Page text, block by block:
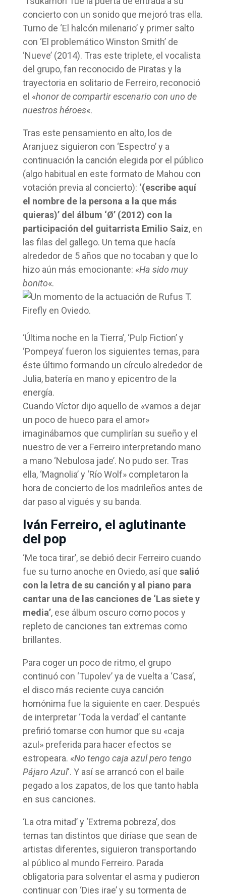
concierto con un sonido que mejoró tras ella.
Turno de ‘El halcón milenario’ y primer salto
con ‘El problemático Winston Smith’ de
‘Nueve’ (2014). Tras este triplete, el vocalista
del grupo, fan reconocido de Piratas y la
trayectoria en solitario de Ferreiro, reconoció
el «honor de compartir escenario con uno de
nuestros héroes«.
Tras este pensamiento en alto, los de
Aranjuez siguieron con ‘Espectro’ y a
continuación la canción elegida por el público
(algo habitual en este formato de Mahou con
votación previa al concierto): ‘(escribe aquí
el nombre de la persona a la que más
quieras)’ del álbum ‘Ø’ (2012) con la
participación del guitarrista Emilio Saiz, en
las filas del gallego. Un tema que hacía
alrededor de 5 años que no tocaban y que lo
hizo aún más emocionante: «Ha sido muy
bonito«.
‘Última noche en la Tierra’, ‘Pulp Fiction’ y
‘Pompeya’ fueron los siguientes temas, para
éste último formando un círculo alrededor de
Julia, batería en mano y epicentro de la
energía.
Cuando Víctor dijo aquello de «vamos a dejar
un poco de hueco para el amor»
imaginábamos que cumplirían su sueño y el
nuestro de ver a Ferreiro interpretando mano
a mano ‘Nebulosa jade’. No pudo ser. Tras
ella, ‘Magnolia’ y ‘Río Wolf» completaron la
hora de concierto de los madrileños antes de
dar paso al vigués y su banda.
Iván Ferreiro, el aglutinante
del pop
‘Me toca tirar’, se debió decir Ferreiro cuando
fue su turno anoche en Oviedo, así que salió
con la letra de su canción y al piano para
cantar una de las canciones de ‘Las siete y
media’, ese álbum oscuro como pocos y
repleto de canciones tan extremas como
brillantes.
Para coger un poco de ritmo, el grupo
continuó con ‘Tupolev’ ya de vuelta a ‘Casa’,
el disco más reciente cuya canción
homónima fue la siguiente en caer. Después
de interpretar ‘Toda la verdad’ el cantante
prefirió tomarse con humor que su «caja
azul» preferida para hacer efectos se
estropeara. «No tengo caja azul pero tengo
Pájaro Azul‘. Y así se arrancó con el baile
pegado a los zapatos, de los que tanto habla
en sus canciones.
‘La otra mitad’ y ‘Extrema pobreza’, dos
temas tan distintos que diríase que sean de
artistas diferentes, siguieron transportando
al público al mundo Ferreiro. Parada
obligatoria para solventar el asma y pudieron
continuar con ‘Dies irae’ y su tormenta de